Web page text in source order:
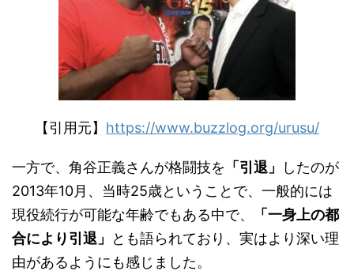
【引用元】 https://www.buzzlog.org/urusu/
一方で、角谷正義さんが格闘技を 「引退」
したのが
2013年10月、当時25歳ということで、一般的には
現役続行が可能な年齢でもある中で、
「一身上の都
合により引退」
とも語られており、実はより深い理
由があるようにも感じました。